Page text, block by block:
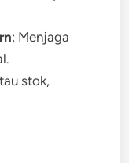
: Menjaga
stok,